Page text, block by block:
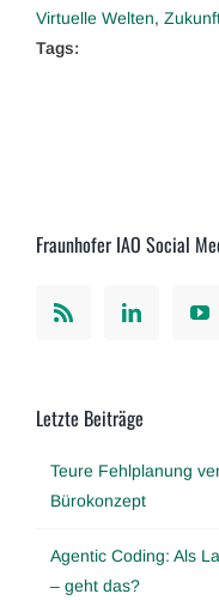
Virtuelle Welten,
Tags:
Fraunhofer IAO Social
Letzte Beiträge
Teure Fehlplanung
Bürokonzept
Agentic Coding: Als
– geht das?